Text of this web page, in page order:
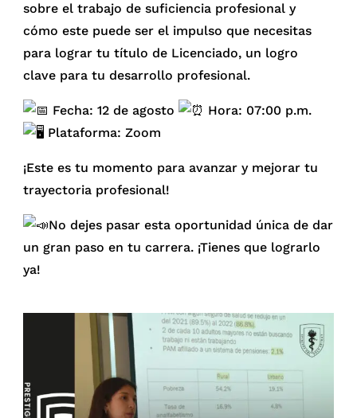
sobre el trabajo de suficiencia profesional y
cómo este puede ser el impulso que necesitas
para lograr tu título de Licenciado, un logro
clave para tu desarrollo profesional.
Fecha: 12 de agosto
Hora: 07:00 p.m.
Plataforma: Zoom
¡Este es tu momento para avanzar y mejorar tu
trayectoria profesional!
No dejes pasar esta oportunidad única de dar
un gran paso en tu carrera. ¡Tienes que lograrlo
ya!